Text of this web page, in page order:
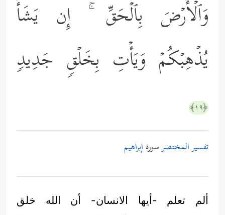
وَٱلۡأَرۡضَ بِٱلۡحَقِّ ۚ إِن یَشَأۡ
یُذۡهِبۡكُمۡ وَیَأۡتِ بِخَلۡقࣲ جَدِیدࣲ
﴿١٩﴾
تفسير المختصرسورة إبراهيم
ألم تعلم -أيها الانسان- أن الله خلق